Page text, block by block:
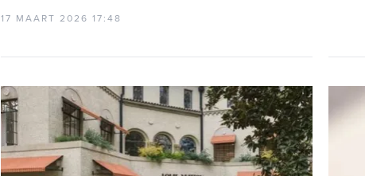
17 MAART 2026 17:48